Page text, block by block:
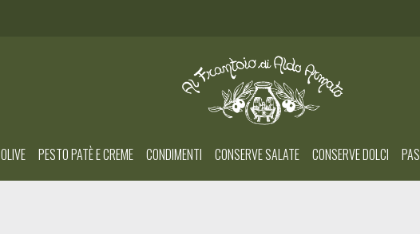
OLIVE PESTO PATÈ E CREME CONDIMENTI CONSERVE SALATE CONSERVE DOLCI